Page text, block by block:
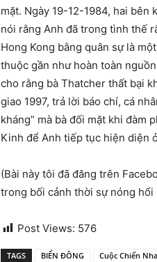
mặt. Ngày 19-12-1984, hai
nói rằng Anh đã trong tình thế
Hong Kong bằng quân sự là
thuộc gần như hoàn toàn
cho rằng bà Thatcher thất bại
giao 1997, trả lời báo chí, cá
kháng” mà bà đối mặt khi đàm
Kinh để Anh tiếp tục hiện diện
(Bài này tôi đã đăng trên
trong bối cảnh thời sự nóng hổi
Post Views: 576
TAGS BIỂN ĐÔNG Cuộc Chiến